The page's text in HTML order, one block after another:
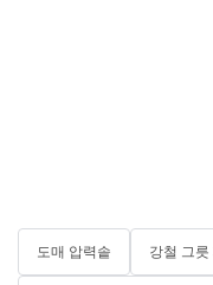
도매 압력솥 강철 그